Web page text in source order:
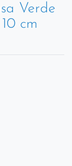
Verde
cm